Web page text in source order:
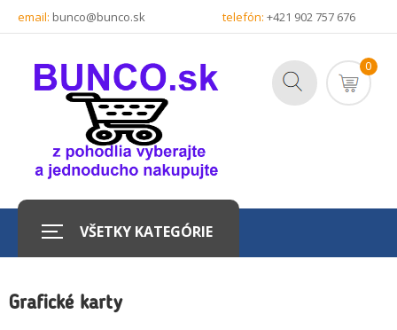
email: bunco@bunco.sk telefón: +421 902 757 676
0
VŠETKY KATEGÓRIE
Grafické karty